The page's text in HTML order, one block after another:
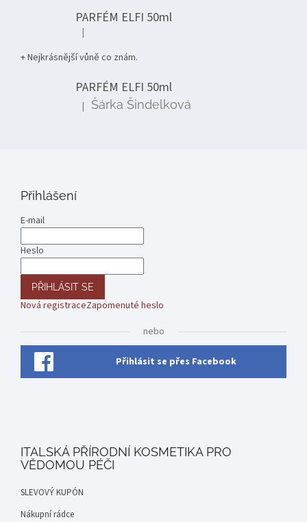
PARFÉM ELFI 50ml
Hodnocení produktu je 5 z 5 hvězdiček.
|
+ Nejkrásnější vůně co znám.
PARFÉM ELFI 50ml
Hodnocení produktu je 5 z 5 hvězdiček.
| Šárka Šindelková
Přihlášení
E-mail
Heslo
PŘIHLÁSIT SE
Nová registraceZapomenuté heslo
nebo
Přihlásit se přes Facebook
ITALSKÁ PŘÍRODNÍ KOSMETIKA PRO
VĚDOMOU PÉČI
SLEVOVÝ KUPÓN
Nákupní rádce